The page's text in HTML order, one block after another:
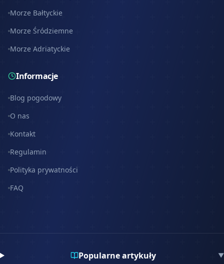
Morze Bałtyckie
Morze Śródziemne
Morze Adriatyckie
Informacje
Blog pogodowy
O nas
Kontakt
Regulamin
Polityka prywatności
FAQ
Popularne artykuły ▼